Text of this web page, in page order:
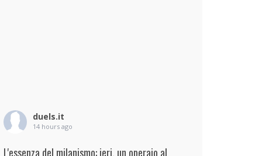
duels.it
14 hours ago
L'essenza del milanismo: ieri, un operaio al